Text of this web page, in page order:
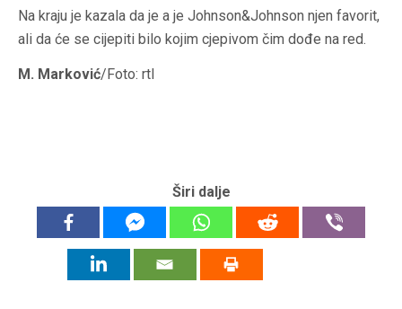
Na kraju je kazala da je a je Johnson&Johnson njen favorit,
ali da će se cijepiti bilo kojim cjepivom čim dođe na red.
M. Marković/Foto: rtl
Širi dalje